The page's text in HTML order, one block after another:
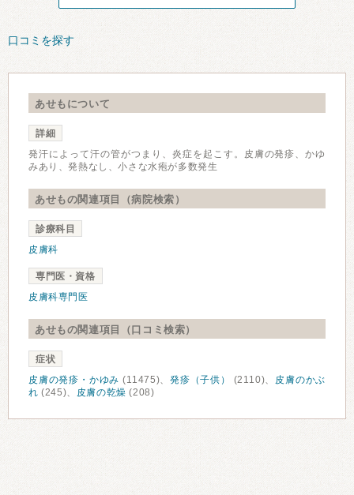
口コミを探す
あせもについて
詳細
発汗によって汗の管がつまり、炎症を起こす。皮膚の発疹、かゆ
みあり、発熱なし、小さな水疱が多数発生
あせもの関連項目（病院検索）
診療科目
皮膚科
専門医・資格
皮膚科専門医
あせもの関連項目（口コミ検索）
症状
皮膚の発疹・かゆみ (11475)、発疹（子供） (2110)、 皮膚のかぶ
れ (245)、 皮膚の乾燥 (208)